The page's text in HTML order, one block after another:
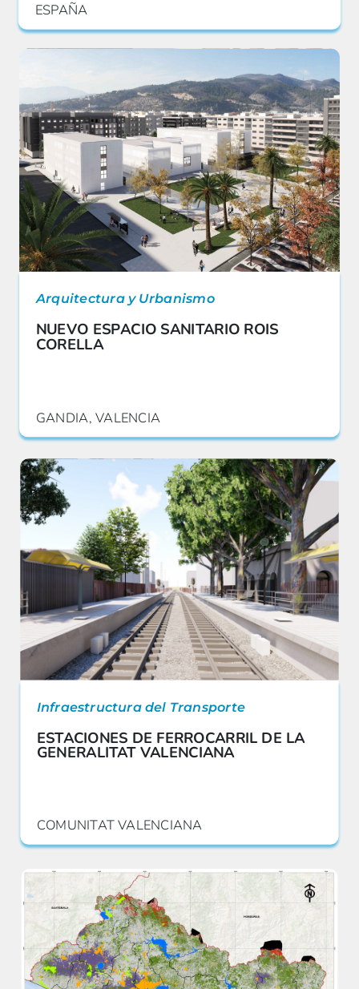
ESPAÑA
Arquitectura y Urbanismo
NUEVO ESPACIO SANITARIO ROIS
CORELLA
GANDIA, VALENCIA
Infraestructura del Transporte
ESTACIONES DE FERROCARRIL DE LA
GENERALITAT VALENCIANA
COMUNITAT VALENCIANA